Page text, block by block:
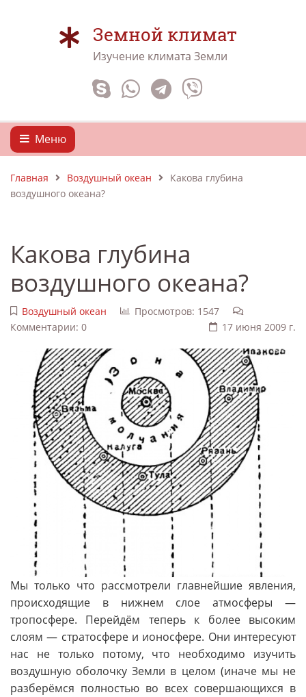
Земной климат
Изучение климата Земли
Меню
Главная Воздушный океан
Какова глубина
воздушного океана?
Какова глубина
воздушного океана?
Воздушный океан
Просмотров: 1547
Комментарии: 0
17 июня 2009 г.
Мы только что рассмотрели главнейшие явления,
происходящие в нижнем слое атмосферы —
тропосфере. Перейдём теперь к более высоким
слоям — стратосфере и ионосфере. Они интересуют
нас не только потому, что необходимо изучить
воздушную оболочку Земли в целом (иначе мы не
разберёмся полностью во всех совершающихся в